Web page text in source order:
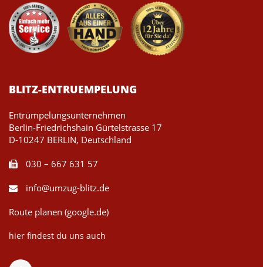
BLITZ-ENTRUEMPELUNG
Entrümpelungsunternehmen
Berlin-Friedrichshain Gürtelstrasse 17
D-10247 BERLIN, Deutschland
030 – 667 631 57
info@umzug-blitz.de
Route planen (google.de)
hier findest du uns auch